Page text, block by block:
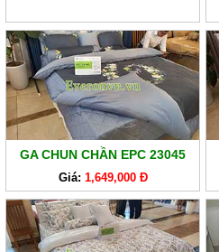
GIẢM
GIÁ
CHĂN
GA
EVERONLITE
SẢN
PHẨM
HÀNG
LẺ
GA CHUN CHẦN EPC 23045
Giá: 1,649,000 Đ